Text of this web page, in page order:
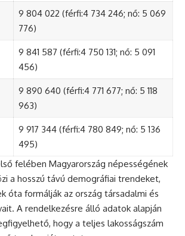
9 804 022 (férfi:4 734 246; nő: 5 069
776)
9 841 587 (férfi:4 750 131; nő: 5 091
456)
9 890 640 (férfi:4 771 677; nő: 5 118
963)
9 917 344 (férfi:4 780 849; nő: 5 136
495)
felében Magyarország népességének
a hosszú távú demográfiai trendeket,
óta formálják az ország társadalmi és
A rendelkezésre álló adatok alapján
hogy a teljes lakosságszám